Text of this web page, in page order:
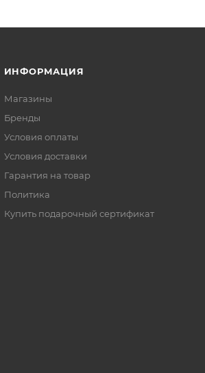
ИНФОРМАЦИЯ
Магазины
Бренды
Условия оплаты
Условия доставки
Гарантия на товар
Политика
Купить подарочный сертификат